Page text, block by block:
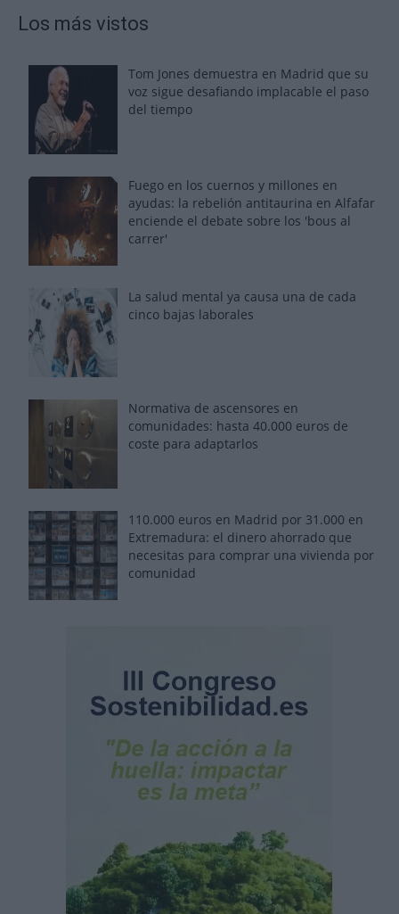
Los más vistos
Tom Jones demuestra en Madrid que su
voz sigue desafiando implacable el paso
del tiempo
Fuego en los cuernos y millones en
ayudas: la rebelión antitaurina en Alfafar
enciende el debate sobre los 'bous al
carrer'
La salud mental ya causa una de cada
cinco bajas laborales
Normativa de ascensores en
comunidades: hasta 40.000 euros de
coste para adaptarlos
110.000 euros en Madrid por 31.000 en
Extremadura: el dinero ahorrado que
necesitas para comprar una vivienda por
comunidad